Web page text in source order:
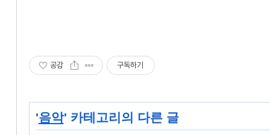
공감 구독하기
'음악' 카테고리의 다른 글